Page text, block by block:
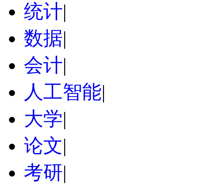
统计|
数据|
会计|
人工智能|
大学|
论文|
考研|